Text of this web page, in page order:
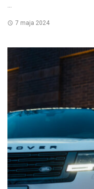
...
7 maja 2024